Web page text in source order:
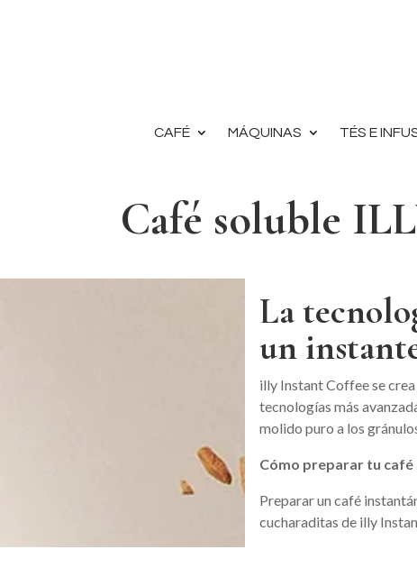
CAFÉ MÁQUINAS TÉS E
Café soluble
La
un
illy Instant Coffee se
tecnologías más
molido puro a los
Cómo preparar tu café
Preparar un café
cucharaditas de illy